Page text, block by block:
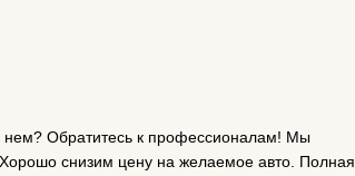
нем? Обратитесь к профессионалам! Мы
снизим цену на желаемое авто. Полная